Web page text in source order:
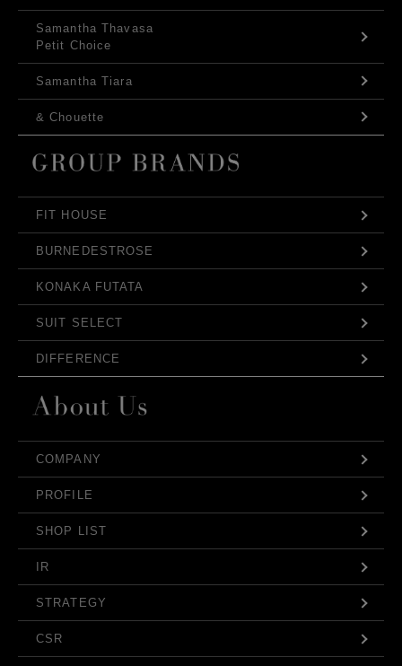
Samantha Thavasa
Petit Choice
Samantha Tiara
& Chouette
FIT HOUSE
BURNEDESTROSE
KONAKA FUTATA
SUIT SELECT
DIFFERENCE
COMPANY
PROFILE
SHOP LIST
IR
STRATEGY
CSR